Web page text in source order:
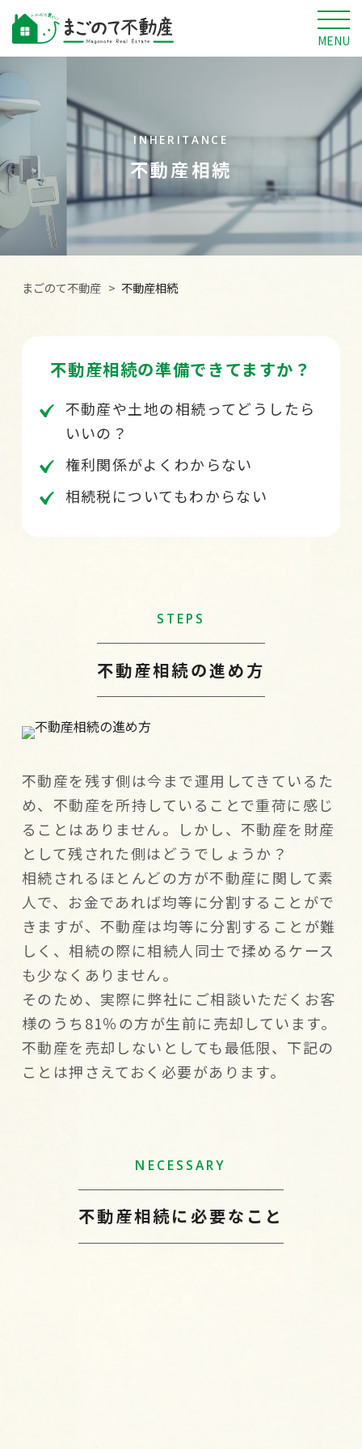
MENU
INHERITANCE
不動産相続
まごのて不動産 不動産相続
不動産相続の準備できてますか？
不動産や土地の相続ってどうしたら
いいの？
権利関係がよくわからない
相続税についてもわからない
STEPS
不動産相続の進め方
不動産を残す側は今まで運用してきているた
め、不動産を所持していることで重荷に感じ
ることはありません。しかし、不動産を財産
として残された側はどうでしょうか？
相続されるほとんどの方が不動産に関して素
人で、お金であれば均等に分割することがで
きますが、不動産は均等に分割することが難
しく、相続の際に相続人同士で揉めるケース
も少なくありません。
そのため、実際に弊社にご相談いただくお客
様のうち81％の方が生前に売却しています。
不動産を売却しないとしても最低限、下記の
ことは押さえておく必要があります。
NECESSARY
不動産相続に必要なこと